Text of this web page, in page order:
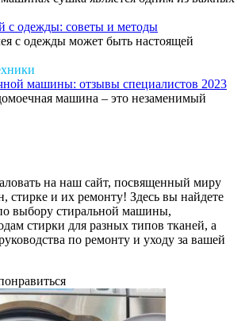
с одежды: советы и методы
с одежды может быть настоящей
машины: отзывы специалистов 2023
машина – это незаменимый
на наш сайт, посвященный миру
стирке и их ремонту! Здесь вы найдете
выбору стиральной машины,
стирки для разных типов тканей, а
по ремонту и уходу за вашей